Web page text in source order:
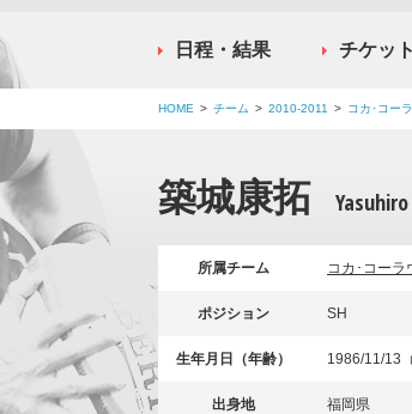
日程・結果 チケット
HOME チーム 2010-2011 コカ･コー
築城康拓
所属チーム コカ･コーラ
ポジション SH
生年月日（年齢） 1986/11/13
出身地 福岡県